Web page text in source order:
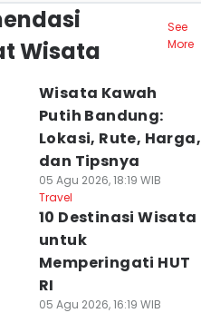
Wisata
See
More
Wisata Kawah
Putih Bandung:
Lokasi, Rute, Harga,
dan Tipsnya
05 Agu 2026, 18:19 WIB
Travel
10 Destinasi Wisata
untuk
Memperingati HUT
RI
05 Agu 2026, 16:19 WIB